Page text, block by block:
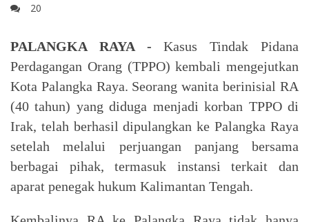
20
PALANGKA RAYA -Kasus Tindak Pidana
Perdagangan Orang (TPPO) kembali mengejutkan
Kota Palangka Raya. Seorang wanita berinisial RA
(40 tahun) yang diduga menjadi korban TPPO di
Irak, telah berhasil dipulangkan ke Palangka Raya
setelah melalui perjuangan panjang bersama
berbagai pihak, termasuk instansi terkait dan
aparat penegak hukum Kalimantan Tengah.